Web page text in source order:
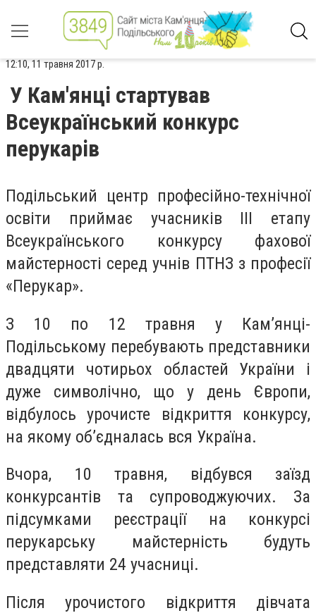
12:10, 11 травня 2017 р.
У Кам'янці стартував
Всеукраїнський конкурс
перукарів
Подільський центр професійно-технічної
освіти приймає учасників III етапу
Всеукраїнського конкурсу фахової
майстерності серед учнів ПТНЗ з професії
«Перукар».
З 10 по 12 травня у Кам’янці-
Подільському перебувають представники
двадцяти чотирьох областей України і
дуже символічно, що у день Європи,
відбулось урочисте відкриття конкурсу,
на якому об’єдналась вся Україна.
Вчора, 10 травня, відбувся заїзд
конкурсантів та супроводжуючих. За
підсумками реєстрації на конкурсі
перукарську майстерність будуть
представляти 24 учасниці.
Після урочистого відкриття дівчата